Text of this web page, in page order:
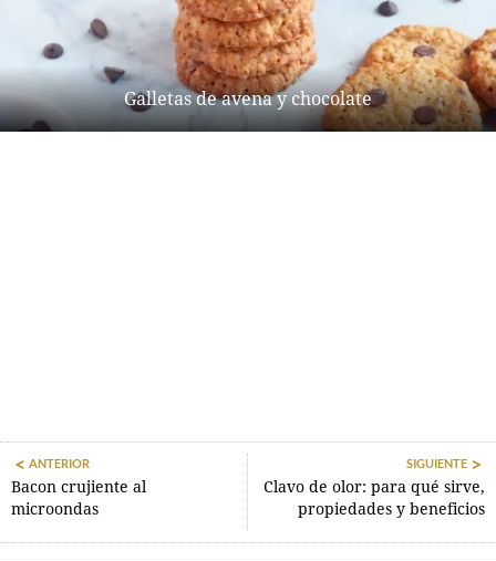
Galletas de avena y chocolate
ANTERIOR
Bacon crujiente al
microondas
SIGUIENTE
Clavo de olor: para qué sirve,
propiedades y beneficios